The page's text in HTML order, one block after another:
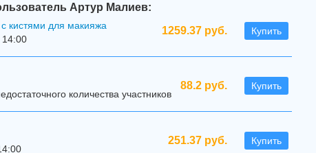
Артур Малиев:
1259.37 руб. Купить
кистями для макияжа
14:00
88.2 руб. Купить
количества участников
251.37 руб. Купить